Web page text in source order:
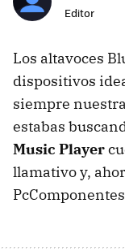
Editor
Los altavoces
dispositivos
siempre
estabas
Music Player
llamativo y,